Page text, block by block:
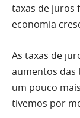
taxas de juros
economia
As taxas de
aumentos das
um pouco
tivemos por